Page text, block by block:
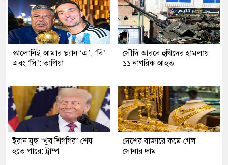
স্কালোনিই আমার প্ল্যান ‘এ’, ‘বি’
এবং ‘সি’: তাপিয়া
সৌদি আরবে হুথিদের হামলায়
১১ নাগরিক আহত
ইরান যুদ্ধ ‘খুব শিগগির’ শেষ
হতে পারে: ট্রাম্প
দেশের বাজারে কমে গেল
সোনার দাম